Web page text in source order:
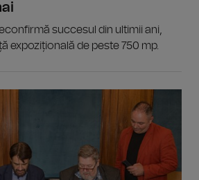
succesul din ultimii ani,
expozițională de peste 750 mp.